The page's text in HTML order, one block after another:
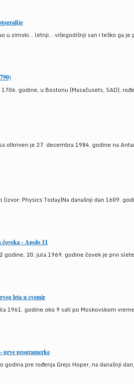
u zimski... letnji... višegodišnji san i teško ga
1706. godine, u Bostonu (Masačusets, SAD),
otkriven je 27. decembra 1984. godine na
Physics Today)Na današnji dan 1609.
- Apolo 11
godine, 20. jula 1969. godine čovek je prvi
leta u svemir
1961. godine oko 9 sati po Moskovskom
prve programerke
godina pre rođenja Grejs Hoper, na današnji